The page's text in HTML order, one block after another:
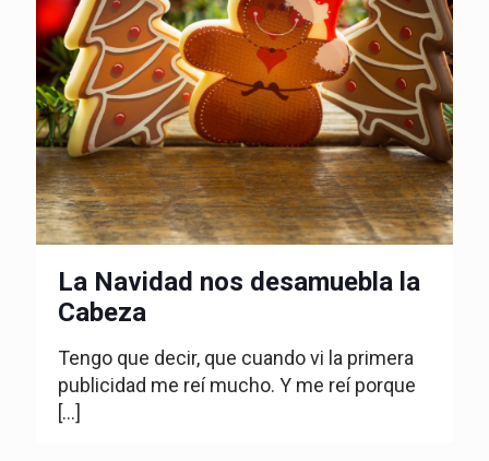
La Navidad nos desamuebla la
Cabeza
Tengo que decir, que cuando vi la primera
publicidad me reí mucho. Y me reí porque
[…]